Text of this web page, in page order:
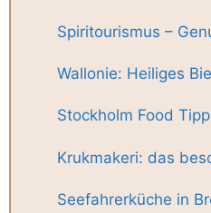
Spiritourismus –
Wallonie: Heiliges
Stockholm Food
Krukmakeri: das
Seefahrerküche in